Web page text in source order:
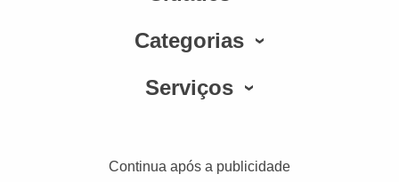
Categorias
Serviços
Continua após a publicidade